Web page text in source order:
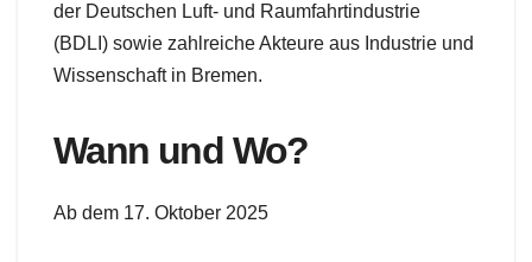
der Deutschen Luft- und Raumfahrtindustrie
(BDLI) sowie zahlreiche Akteure aus Industrie und
Wissenschaft in Bremen.
Wann und Wo?
Ab dem 17. Oktober 2025